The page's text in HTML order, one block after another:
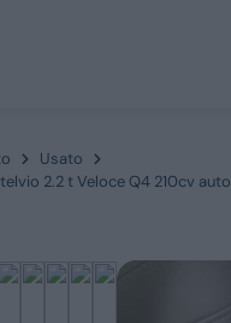
Usato
2.2 t Veloce Q4 210cv auto